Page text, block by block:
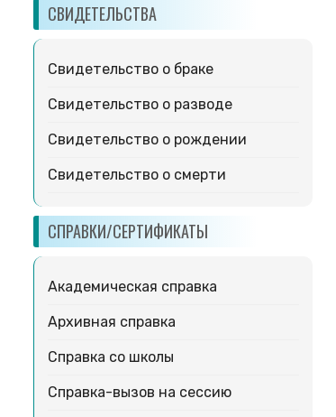
СВИДЕТЕЛЬСТВА
Свидетельство о браке
Свидетельство о разводе
Свидетельство о рождении
Свидетельство о смерти
СПРАВКИ/СЕРТИФИКАТЫ
Академическая справка
Архивная справка
Справка со школы
Справка-вызов на сессию